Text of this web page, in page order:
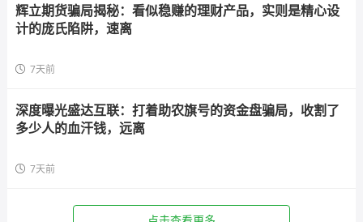
辉立期货骗局揭秘：看似稳赚的理财产品，实则是精心设
计的庞氏陷阱，速离
7天前
深度曝光盛达互联：打着助农旗号的资金盘骗局，收割了
多少人的血汗钱，远离
7天前